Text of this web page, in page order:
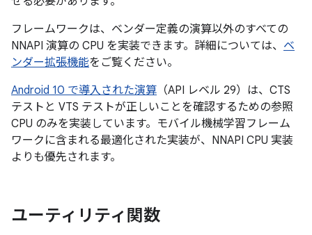
フレームワークは、ベンダー定義の演算以外のすべての
NNAPI 演算の CPU を実装できます。詳細については、 ベ
ンダー拡張機能をご覧ください。
Android 10 で導入された演算 （API レベル 29）は、CTS
テストと VTS テストが正しいことを確認するための参照
CPU のみを実装しています。モバイル機械学習フレーム
ワークに含まれる最適化された実装が、NNAPI CPU 実装
よりも優先されます。
ユーティリティ関数